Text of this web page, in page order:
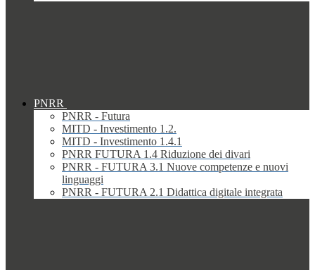
PNRR
PNRR - Futura
MITD - Investimento 1.2.
MITD - Investimento 1.4.1
PNRR FUTURA 1.4 Riduzione dei divari
PNRR - FUTURA 3.1 Nuove competenze e nuovi
linguaggi
PNRR - FUTURA 2.1 Didattica digitale integrata